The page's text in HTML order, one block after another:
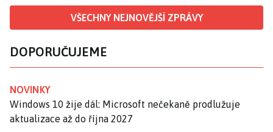
VŠECHNY NEJNOVĚJŠÍ ZPRÁVY
DOPORUČUJEME
NOVINKY
Windows 10 žije dál: Microsoft nečekaně prodlužuje
aktualizace až do října 2027